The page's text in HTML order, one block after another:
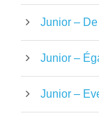
Junior –
Junior –
Junior –